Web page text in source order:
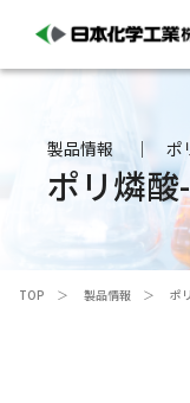
製品情報 ポ
ポリ燐
TOP 製品情報 ポ